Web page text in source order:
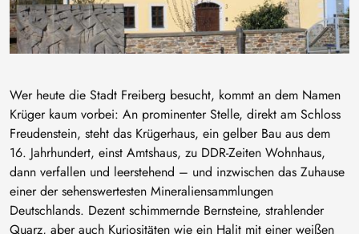
Wer heute die Stadt Freiberg besucht, kommt an dem Namen
Krüger kaum vorbei: An prominenter Stelle, direkt am Schloss
Freudenstein, steht das Krügerhaus, ein gelber Bau aus dem
16. Jahrhundert, einst Amtshaus, zu DDR-Zeiten Wohnhaus,
dann verfallen und leerstehend – und inzwischen das Zuhause
einer der sehenswertesten Mineraliensammlungen
Deutschlands. Dezent schimmernde Bernsteine, strahlender
Quarz, aber auch Kuriositäten wie ein Halit mit einer weißen